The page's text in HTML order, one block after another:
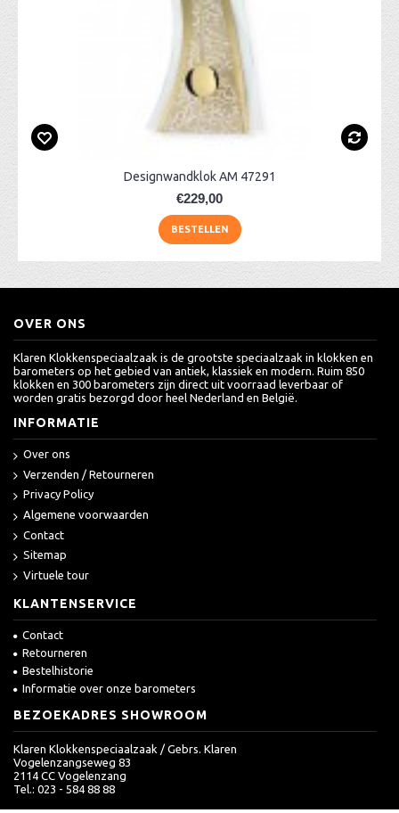
Designwandklok AM 47291
€229,00
BESTELLEN
OVER ONS
Klaren Klokkenspeciaalzaak is de grootste speciaalzaak in klokken en
barometers op het gebied van antiek, klassiek en modern. Ruim 850
klokken en 300 barometers zijn direct uit voorraad leverbaar of
worden gratis bezorgd door heel Nederland en België.
INFORMATIE
Over ons
Verzenden / Retourneren
Privacy Policy
Algemene voorwaarden
Contact
Sitemap
Virtuele tour
KLANTENSERVICE
Contact
Retourneren
Bestelhistorie
Informatie over onze barometers
BEZOEKADRES SHOWROOM
Klaren Klokkenspeciaalzaak / Gebrs. Klaren
Vogelenzangseweg 83
2114 CC Vogelenzang
Tel.: 023 - 584 88 88